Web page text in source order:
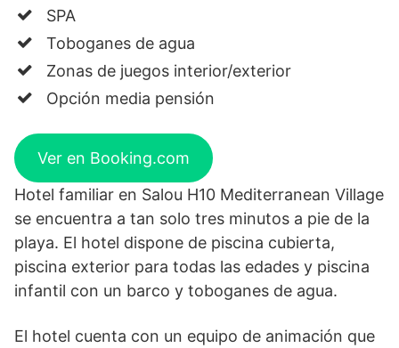
SPA
Toboganes de agua
Zonas de juegos interior/exterior
Opción media pensión
Ver en Booking.com
Hotel familiar en Salou H10 Mediterranean Village
se encuentra a tan solo tres minutos a pie de la
playa. El hotel dispone de piscina cubierta,
piscina exterior para todas las edades y piscina
infantil con un barco y toboganes de agua.
El hotel cuenta con un equipo de animación que